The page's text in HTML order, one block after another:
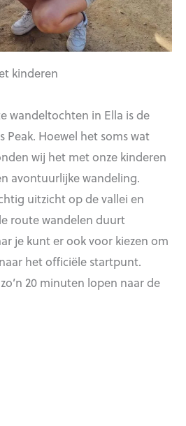
kinderen
wandeltochten in Ella is de
Peak. Hoewel het soms wat
wij het met onze kinderen
avontuurlijke wandeling.
uitzicht op de vallei en
route wandelen duurt
je kunt er ook voor kiezen om
het officiële startpunt.
20 minuten lopen naar de